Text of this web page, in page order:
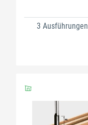
3 Ausführungen